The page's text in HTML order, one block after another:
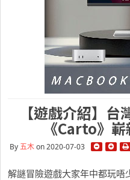
【遊戲介紹】
《Carto》
By五木on 2020-07-03
解謎冒險遊戲大家年中都玩唔